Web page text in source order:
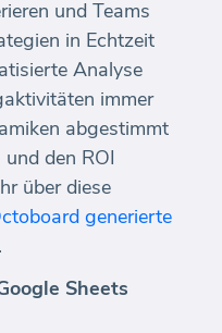
und Teams
in Echtzeit
Analyse
immer
abgestimmt
den ROI
über diese
generierte
.
Sheets